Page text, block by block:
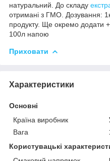
натуральний. До складу
отримані з ГМО. Дозування:
продукту. Ще окремо додати
100л напою
Приховати
Характеристики
Основні
Країна виробник
Вага
Користувацькі